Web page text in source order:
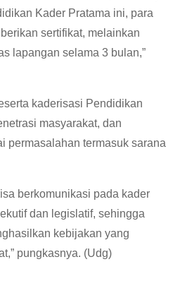
Kader Pratama ini, para
sertifikat, melainkan
lapangan selama 3 bulan,”
kaderisasi Pendidikan
masyarakat, dan
permasalahan termasuk sarana
berkomunikasi pada kader
dan legislatif, sehingga
kebijakan yang
pungkasnya. (Udg)